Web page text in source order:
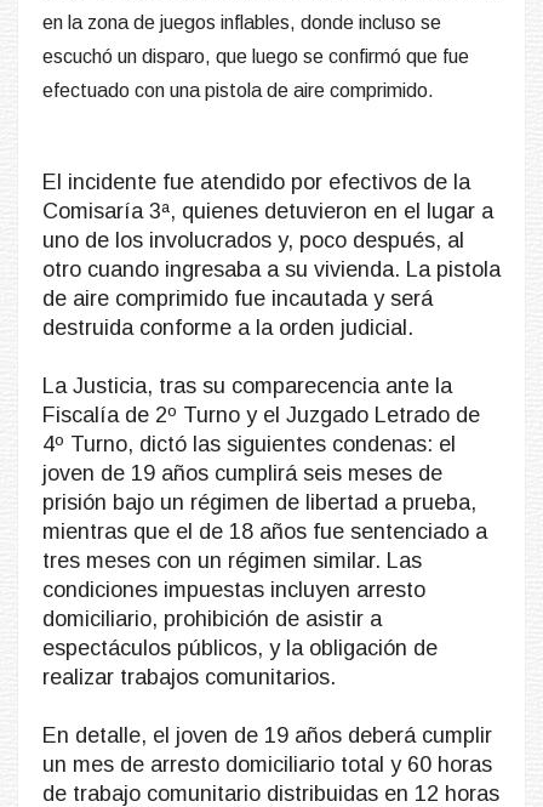
en la zona de juegos inflables, donde incluso se
escuchó un disparo, que luego se confirmó que fue
efectuado con una pistola de aire comprimido.
El incidente fue atendido por efectivos de la
Comisaría 3ª, quienes detuvieron en el lugar a
uno de los involucrados y, poco después, al
otro cuando ingresaba a su vivienda. La pistola
de aire comprimido fue incautada y será
destruida conforme a la orden judicial.
La Justicia, tras su comparecencia ante la
Fiscalía de 2º Turno y el Juzgado Letrado de
4º Turno, dictó las siguientes condenas: el
joven de 19 años cumplirá seis meses de
prisión bajo un régimen de libertad a prueba,
mientras que el de 18 años fue sentenciado a
tres meses con un régimen similar. Las
condiciones impuestas incluyen arresto
domiciliario, prohibición de asistir a
espectáculos públicos, y la obligación de
realizar trabajos comunitarios.
En detalle, el joven de 19 años deberá cumplir
un mes de arresto domiciliario total y 60 horas
de trabajo comunitario distribuidas en 12 horas